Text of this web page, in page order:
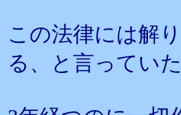
この法律には解
る、と言っていた